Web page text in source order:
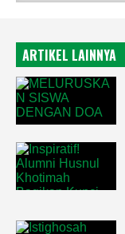
ARTIKEL LAINNYA